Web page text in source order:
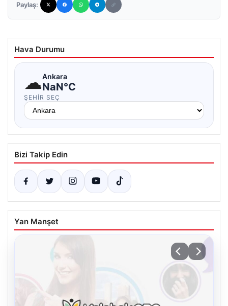
Paylaş:
Hava Durumu
☁Ankara
NaN°C
ŞEHIR SEÇ
Bizi Takip Edin
Yan Manşet